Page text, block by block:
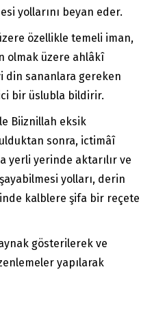
yollarını beyan eder.
özellikle temeli iman,
olmak üzere ahlâkî
din sananlara gereken
bir üslubla bildirir.
Biiznillah eksik
sonra, ictimâî
yerli yerinde aktarılır ve
yolları, derin
kalblere şifa bir reçete
gösterilerek ve
yapılarak